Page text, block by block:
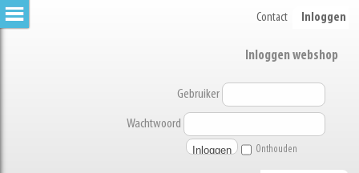
Contact Inloggen
Inloggen webshop
Gebruiker
Wachtwoord
Onthouden